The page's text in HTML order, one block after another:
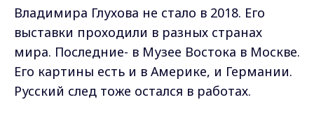
Владимира Глухова не стало в 2018. Его
выставки проходили в разных странах
мира. Последние- в Музее Востока в Москве.
Его картины есть и в Америке, и Германии.
Русский след тоже остался в работах.